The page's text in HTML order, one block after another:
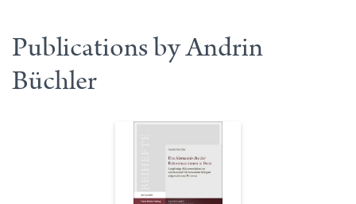
Publications by Andrin
Büchler